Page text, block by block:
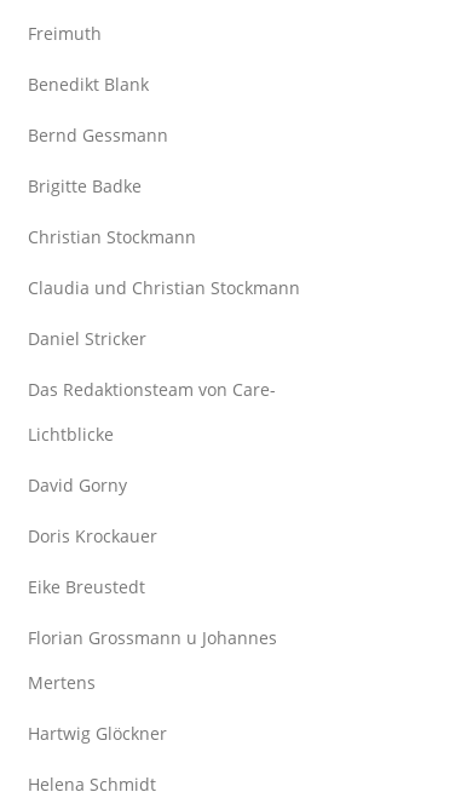
Freimuth
Benedikt Blank
Bernd Gessmann
Brigitte Badke
Christian Stockmann
Claudia und Christian Stockmann
Daniel Stricker
Das Redaktionsteam von Care-
Lichtblicke
David Gorny
Doris Krockauer
Eike Breustedt
Florian Grossmann u Johannes
Mertens
Hartwig Glöckner
Helena Schmidt